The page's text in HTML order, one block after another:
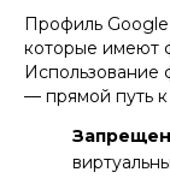
Профиль
которые имеют
Использование
— прямой путь к